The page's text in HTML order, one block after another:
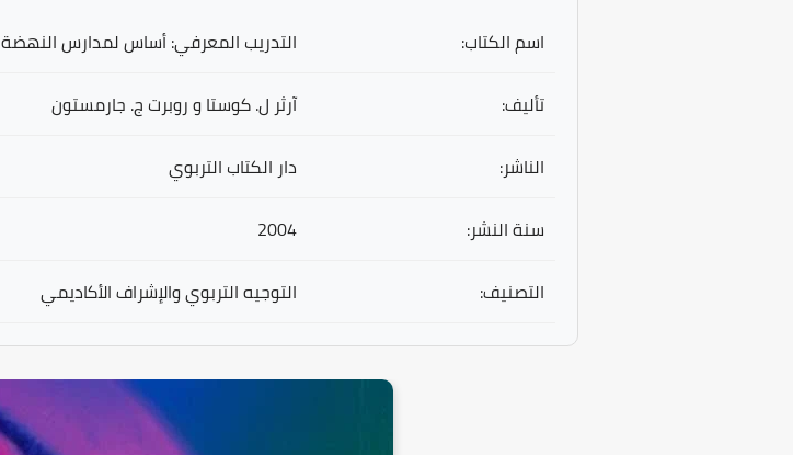
اسم الكتاب:
التدريب المعرفي: أساس لمدارس النهضة
تأليف:
آرثر ل. كوستا و روبرت ج. جارمستون
الناشر:
دار الكتاب التربوي
سنة النشر:
2004
التصنيف:
التوجيه التربوي والإشراف الأكاديمي